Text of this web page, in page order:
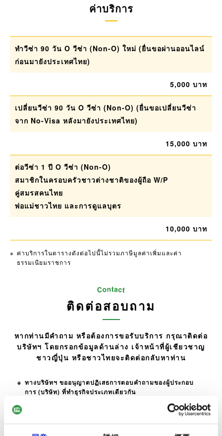
ค่าบริการ
ทำวีซ่า 90 วัน O วีซ่า (Non-O) ใหม่ (ยื่นขอผ่านออนไลน์
ก่อนมายังประเทศไทย)
5,000 บาท
เปลี่ยนวีซ่า 90 วัน O วีซ่า (Non-O) (ยื่นขอเปลี่ยนวีซ่า
จาก No-Visa หลังมายังประเทศไทย)
15,000 บาท
ต่อวีซ่า 1 ปี O วีซ่า (Non-O)
สมาชิกในครอบครัวชาวต่างชาติของผู้ถือ W/P
คู่สมรสคนไทย
พ่อแม่ชาวไทย และการดูแลบุตร
10,000 บาท
ค่าบริการในตารางดังต่อไปนี้ไม่รวมภาษีมูลค่าเพิ่มและค่า
ธรรมเนียมราชการ
ติดต่อสอบถาม
หากท่านมีคำถาม หรือต้องการขอรับบริการ กรุณาติดต่อ
บริษัทฯโดยกรอกข้อมูลด้านล่าง เจ้าหน้าที่ผู้เชียวชาญ
ชาวญี่ปุ่น หรือชาวไทยจะติดต่อกลับหาท่าน
ทางบริษัทฯ ขออนุญาตปฏิเสธการตอบคำถามของผู้ประกอบ
การ (บริษัท) ที่ทำธุรกิจประเภทเดียวกัน
ชื่อ-นามสกุล